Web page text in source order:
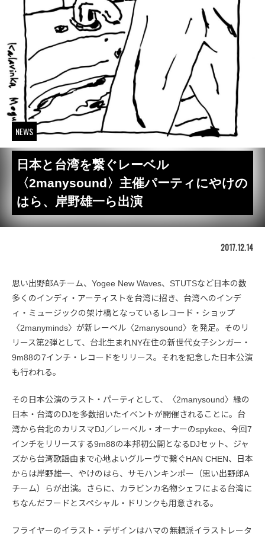
NEWS
日本と台湾を繋ぐレーベル
〈2manysound〉主催パーティにやけの
はら、岸野雄一ら出演
2017.12.14
思い出野郎Aチーム、Yogee New Waves、STUTSなど日本の数
多くのインディ・アーティストを台湾に招き、台湾へのインデ
ィ・ミュージックの架け橋となっているレコード・ショップ
〈2manyminds〉が新レーベル〈2manysound〉を発足。そのリ
リース第2弾として、台北生まれNY在住の新世代女子シンガー・
9m88の7インチ・レコードをリリース。それを記念した日本公演
も行われる。
その日本公演のラスト・パーティとして、〈2manysound〉縁の
日本・台湾のDJを多数招いたイベントが開催されることに。台
湾から台北のカリスマDJ／レーベル・オーナーのspykee、今回7
インチをリリースする9m88の本邦初公開となるDJセット、ジャ
ズから台湾歌謡曲まで心地よいグルーヴで繋ぐHAN CHEN、日本
からは岸野雄一、やけのはら、サモハンキンポー（思い出野郎A
チーム）らが出演。さらに、カラビンカ名物シェフによる台湾に
ちなんだフードとスペシャル・ドリンクも用意される。
フライヤーのイラスト・デザインはハマの無頼派イラストレータ